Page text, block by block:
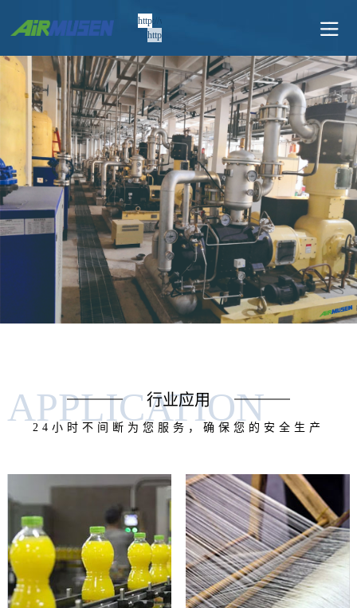
http://www.airmusen.com/
http://en.airmusen.com/
行业应用
24小时不间断为您服务，确保您的安全生产
APPLICATION